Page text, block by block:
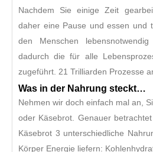
Nachdem Sie einige Zeit
daher eine Pause und essen und
den Menschen
dadurch die für alle
zugeführt. 21 Trilliarden Prozesse
Was in der Nahrung steckt…
Nehmen wir doch einfach mal an,
oder Käsebrot. Genauer
Käsebrot 3 unterschiedliche
Körper Energie liefern: